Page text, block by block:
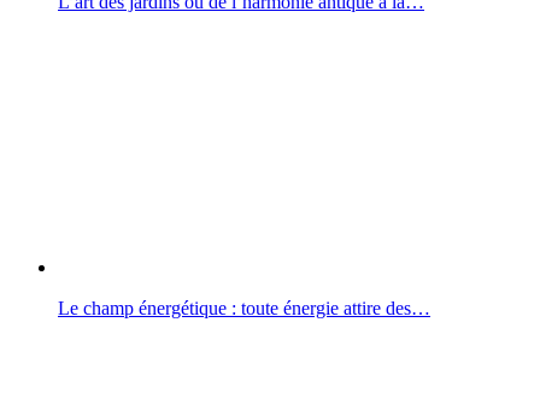
Le champ énergétique : toute énergie attire des…